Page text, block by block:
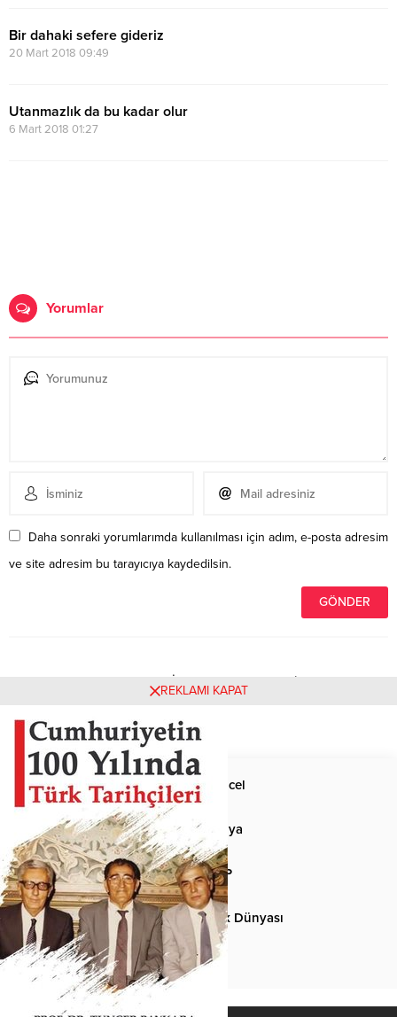
Bir dahaki sefere gideriz
20 Mart 2018 09:49
Utanmazlık da bu kadar olur
6 Mart 2018 01:27
Yorumlar
Daha sonraki yorumlarımda kullanılması için adım, e-posta adresim
ve site adresim bu tarayıcıya kaydedilsin.
Henüz yorum yapılmamış. İlk yorumu yukarıdaki form
aracılığıyla siz yapabilirsiniz.
Anasayfa Güncel
Siyaset Dünya
Spor MHP
Kültür-Sanat Türk Dünyası
Basından
REKLAMI KAPAT